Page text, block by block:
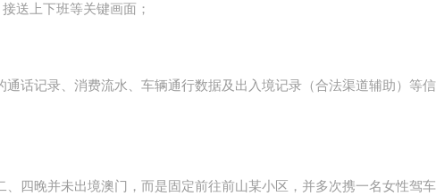
送上下班等关键画面；
话记录、消费流水、车辆通行数据及出入境记录（合法渠道辅助）等信
四晚并未出境澳门，而是固定前往前山某小区，并多次携一名女性驾车